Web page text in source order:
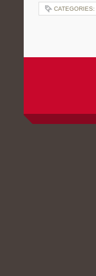
CATEGORIES: